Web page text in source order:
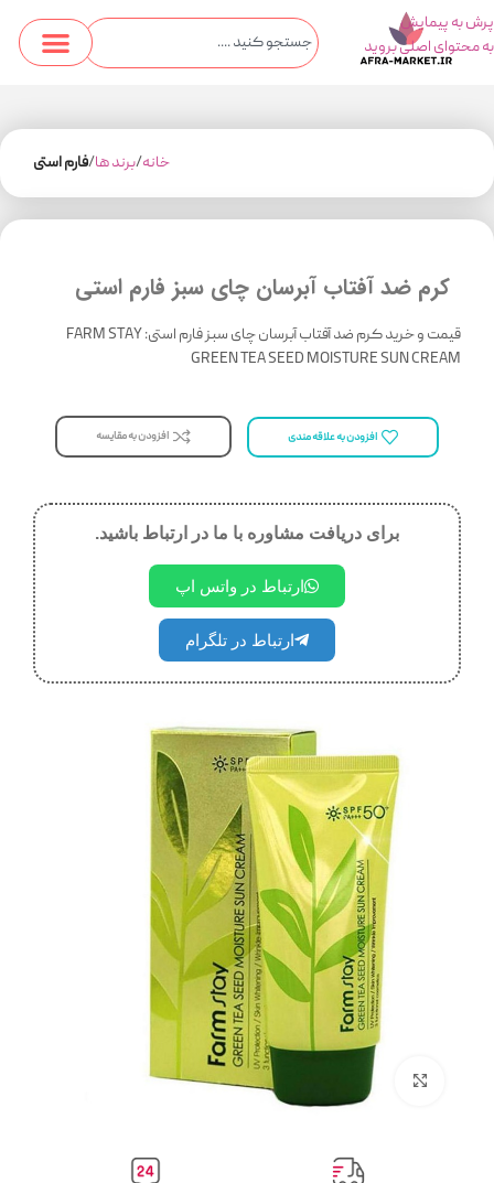
پرش به پیمایش
به محتوای اصلی بروید
خانه برند ها فارم استی
کرم ضد آفتاب آبرسان چای سبز فارم استی
قیمت و خرید کرم ضد آفتاب آبرسان چای سبز فارم استی: FARM STAY
GREEN TEA SEED MOISTURE SUN CREAM
افزودن به علاقه مندی افزودن به مقایسه
برای دریافت مشاوره با ما در ارتباط باشید.
ارتباط در واتس اپ
ارتباط در تلگرام
بزرگنمایی تصویر